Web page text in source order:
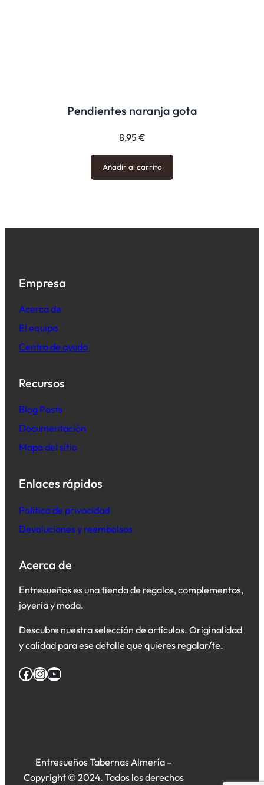
Pendientes naranja gota
8,95€
Añadir al carrito
Empresa
Acerca de
El equipo
Centro de ayuda
Recursos
Blog Posts
Documentación
Mapa del sitio
Enlaces rápidos
Política de privacidad
Devoluciones y reembolsos
Acerca de
Entresueños es una tienda de regalos, complementos,
joyería y moda.
Descubre nuestra selección de artículos. Originalidad
y calidad para ese detalle que quieres regalar/te.
Facebook InstagramYouTube
Entresueños Tabernas Almería –
Copyright © 2024. Todos los derechos